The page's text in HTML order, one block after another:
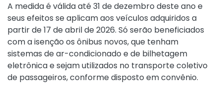
A medida é válida até 31 de dezembro deste ano e
seus efeitos se aplicam aos veículos adquiridos a
partir de 17 de abril de 2026. Só serão beneficiados
com a isenção os ônibus novos, que tenham
sistemas de ar-condicionado e de bilhetagem
eletrônica e sejam utilizados no transporte coletivo
de passageiros, conforme disposto em convênio.